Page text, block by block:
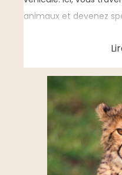
animaux et devenez
Lions, rhinocéros,
parcours, vous
espèces évoluant en
expérience unique
comprendre leurs
simples enclos.
À mi-chemin, faites